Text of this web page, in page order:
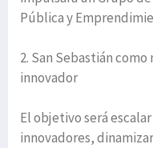
Pública y
2. San Sebastián
innovador
El objetivo será
innovadores,